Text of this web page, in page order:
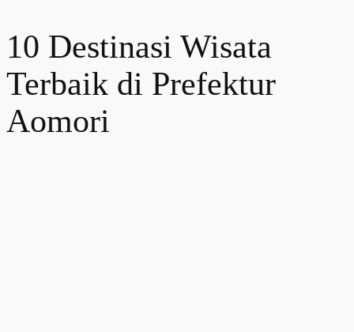
10 Destinasi Wisata
Terbaik di Prefektur
Aomori